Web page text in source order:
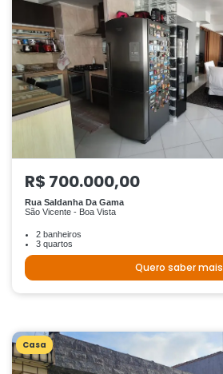
R$ 700.000,00
Rua Saldanha Da Gama
São Vicente - Boa Vista
2 banheiros
3 quartos
Quero saber mais
Casa